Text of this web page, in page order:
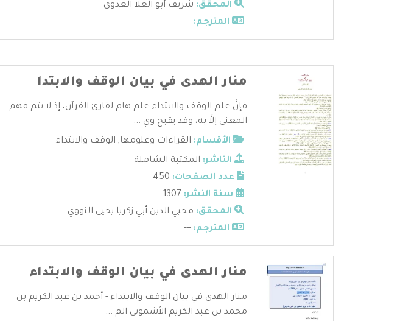
المحقق: شريف أبو العلا العدوي
المترجم: ---
منار الهدى في بيان الوقف والابتدا
فإنَّ علم الوقف والابتداء علم هام لقارئ القرآن، إذ لا يتم فهم
المعنى إلاَّ به، وقد يقبح وي ...
الأقسام: القراءات وعلومها, الوقف والابتداء
الناشر: المكتبة الشاملة
عدد الصفحات:
سنة النشر:
المحقق: محيي الدين أبي زكريا يحيى النووي
المترجم: ---
منار الهدى في بيان الوقف والابتداء
منار الهدى في بيان الوقف والابتداء - أحمد بن عبد الكريم بن
محمد بن عبد الكريم الأشموني الم ...